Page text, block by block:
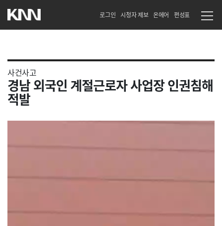
로그인 시청자 제보 온에어 편성표
사건사고
경남 외국인 계절근로자 사업장 인권침해
적발